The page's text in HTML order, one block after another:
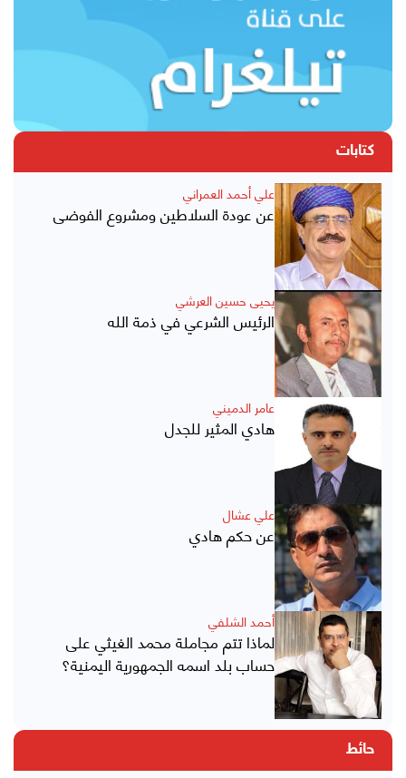
كتابات
علي أحمد العمراني
عن عودة السلاطين ومشروع الفوضى
يحيى حسين العرشي
الرئيس الشرعي في ذمة الله
عامر الدميني
هادي المثير للجدل
علي عشال
عن حكم هادي
أحمد الشلفي
لماذا تتم مجاملة محمد الغيثي على
حساب بلد اسمه الجمهورية اليمنية؟
حائط